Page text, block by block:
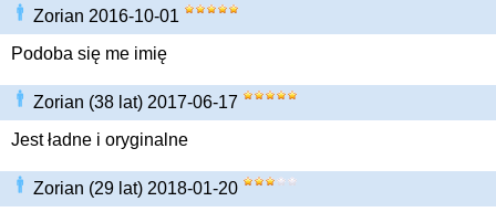
Zorian 2016-10-01
Podoba się me imię
Zorian (38 lat) 2017-06-17
Jest ładne i oryginalne
Zorian (29 lat) 2018-01-20